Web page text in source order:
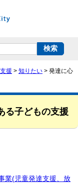
援 > 知りたい > 発達に心
る子どもの支援
業(児童発達支援、放